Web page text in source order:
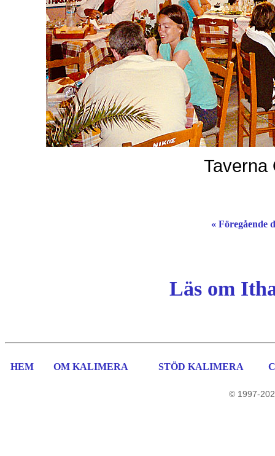
Taverna
« Föregående
Läs om
HEM OM KALIMERA STÖD KALIMERA
© 1997-